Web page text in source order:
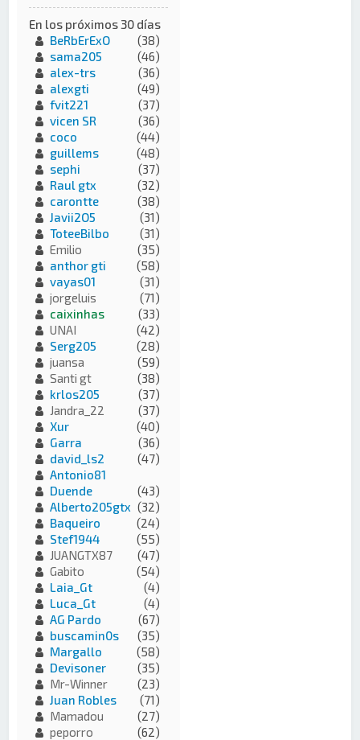
En los próximos 30 días
BeRbErExO
(38)
sama205
(46)
alex-trs
(36)
alexgti
(49)
fvit221
(37)
vicen SR
(36)
coco
(44)
guillems
(48)
sephi
(37)
Raul gtx
(32)
carontte
(38)
Javii2O5
(31)
ToteeBilbo
(31)
Emilio
(35)
anthor gti
(58)
vayas01
(31)
jorgeluis
(71)
caixinhas
(33)
UNAI
(42)
Serg205
(28)
juansa
(59)
Santi gt
(38)
krlos205
(37)
Jandra_22
(37)
Xur
(40)
Garra
(36)
david_ls2
(47)
Antonio81
Duende
(43)
Alberto205gtx (32)
Baqueiro
(24)
Stef1944
(55)
JUANGTX87
(47)
Gabito
(54)
Laia_Gt
(4)
Luca_Gt
(4)
AG Pardo
(67)
buscamin0s
(35)
Margallo
(58)
Devisoner
(35)
Mr-Winner
(23)
Juan Robles
(71)
Mamadou
(27)
peporro
(62)